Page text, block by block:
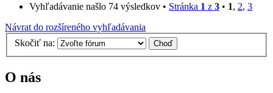
Vyhľadávanie našlo 74 výsledkov • Stránka 1 z 3 • 1, 2, 3
Návrat do rozšíreného vyhľadávania
Skočiť na:
O nás